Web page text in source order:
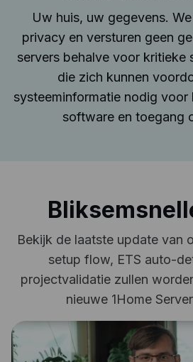
Uw huis, uw gegevens.
privacy en versturen geen
servers behalve voor kritieke
die zich kunnen
systeeminformatie nodig voor
software en toegang
Bekijk de laatste update van
setup flow, ETS auto-
projectvalidatie zullen
nieuwe 1Home